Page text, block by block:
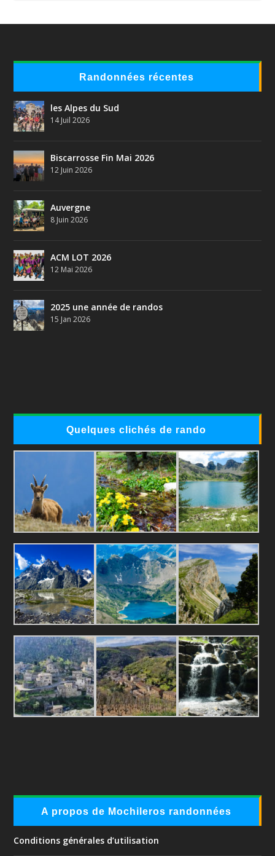
Randonnées récentes
les Alpes du Sud
14 Juil 2026
Biscarrosse Fin Mai 2026
12 Juin 2026
Auvergne
8 Juin 2026
ACM LOT 2026
12 Mai 2026
2025 une année de randos
15 Jan 2026
Quelques clichés de rando
A propos de Mochileros randonnées
Conditions générales d’utilisation